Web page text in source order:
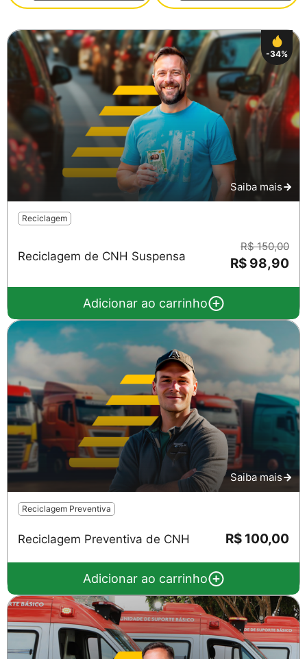
-34%
Saiba mais
Reciclagem
Reciclagem de CNH Suspensa
R$ 150,00
R$ 98,90
Adicionar ao carrinho
Saiba mais
Reciclagem Preventiva
Reciclagem Preventiva de CNH R$ 100,00
Adicionar ao carrinho